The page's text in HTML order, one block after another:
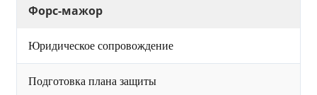
Форс-мажор
Юридическое сопровождение
Подготовка плана защиты